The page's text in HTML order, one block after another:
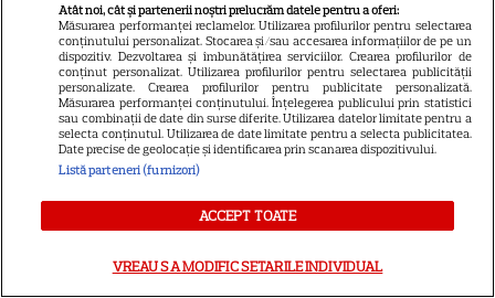
VEDETE ROMÂNEŞTI
Dan Negru, ironizat de Virgil
Ianțu după titlul de cetățean de
onoare al Timișoarei: „V-ați
speriat puțin, știu”
Atât noi, cât și partenerii noștri prelucrăm datele pentru a oferi:
Măsurarea performanței reclamelor. Utilizarea profilurilor pentru selectarea
conținutului personalizat. Stocarea și/sau accesarea informațiilor de pe un
dispozitiv. Dezvoltarea și îmbunătățirea serviciilor. Crearea profilurilor de
conținut personalizat. Utilizarea profilurilor pentru selectarea publicității
personalizate. Crearea profilurilor pentru publicitate personalizată.
Măsurarea performanței conținutului. Înțelegerea publicului prin statistici
sau combinații de date din surse diferite. Utilizarea datelor limitate pentru a
selecta conținutul. Utilizarea de date limitate pentru a selecta publicitatea.
Date precise de geolocație și identificarea prin scanarea dispozitivului.
Listă parteneri (furnizori)
ACCEPT TOATE
VREAU SA MODIFIC SETARILE INDIVIDUAL